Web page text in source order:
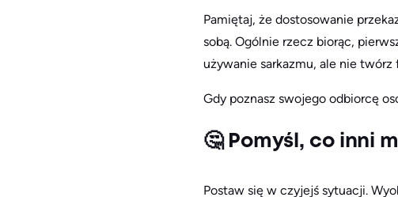
Pamiętaj, że dostosowanie
sobą. Ogólnie rzecz biorąc,
używanie sarkazmu, ale nie twórz
Gdy poznasz swojego odbiorcę
🤔 Pomyśl, co inni
Postaw się w czyjejś sytuacji.